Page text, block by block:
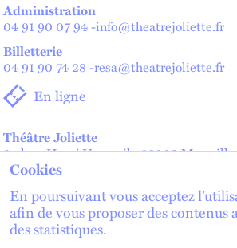
Administration
04 91 90 07 94-info@theatrejoliette.fr
Billetterie
04 91 90 74 28 -resa@theatrejoliette.fr
En ligne
Théâtre Joliette
2 place Henri Verneuil - 13002 Marseille
Théâtre de Lenche — Maison des
2 place de Lenche - 13002 Marseille
lien externe
lien externe
Cookies
En poursuivant vous acceptez
afin de vous proposer des contenus
des statistiques.